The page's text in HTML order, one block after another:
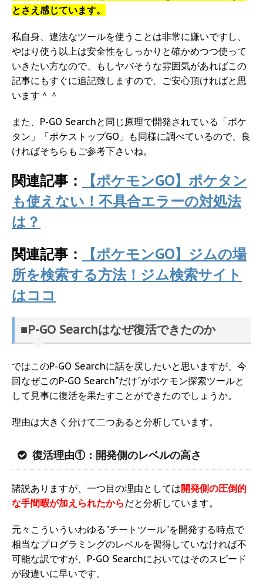
とさえ感じています。
私自身、違法なツールを使うことは非常に嫌いですし、
やはり使う以上は安全性をしっかりと確かめつつ使って
いきたい方なので、もしヤバそうな雰囲気があればこの
記事にもすぐに追記致しますので、ご安心頂ければと思
います＾＾
また、P-GO Searchと同じ原理で開発されている「ポケ
タン」「ポケストップGO」も同様に調べているので、良
ければそちらもご参考下さいね。
関連記事：
【ポケモンGO】ポケタン
も使えない！不具合エラーの対処法
は？
関連記事：
【ポケモンGO】ジムの場
所を検索する方法！ジム検索サイト
はココ
■P-GO Searchはなぜ復活できたのか
ではこのP-GO Searchに話を戻したいと思いますが、今
回なぜこのP-GO Search"だけ"がポケモン探索ツールと
して見事に復活を果たすことができたのでしょうか。
理由は大きく分けて二つあると分析しています。
復活理由①：開発側のレベルの高さ
諸説ありますが、一つ目の理由としては開発側の圧倒的
な手間暇が加えられたからだと分析しています。
元々こういういわゆる"チートツール"を開発する時点で
相当なプログラミングのレベルを習得していなければ不
可能な訳ですが、P-GO Searchにおいてはそのスピード
が段違いに早いです。